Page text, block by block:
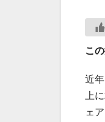
こ
近
上
ェ